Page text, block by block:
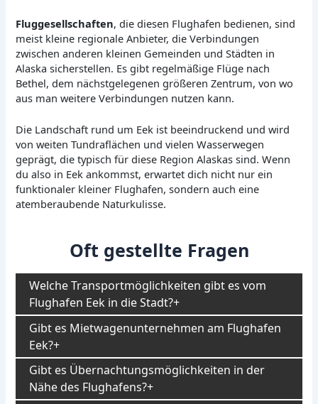
Fluggesellschaften, die diesen Flughafen bedienen, sind
meist kleine regionale Anbieter, die Verbindungen
zwischen anderen kleinen Gemeinden und Städten in
Alaska sicherstellen. Es gibt regelmäßige Flüge nach
Bethel, dem nächstgelegenen größeren Zentrum, von wo
aus man weitere Verbindungen nutzen kann.
Die Landschaft rund um Eek ist beeindruckend und wird
von weiten Tundraflächen und vielen Wasserwegen
geprägt, die typisch für diese Region Alaskas sind. Wenn
du also in Eek ankommst, erwartet dich nicht nur ein
funktionaler kleiner Flughafen, sondern auch eine
atemberaubende Naturkulisse.
Oft gestellte Fragen
Welche Transportmöglichkeiten gibt es vom
Flughafen Eek in die Stadt?
Gibt es Mietwagenunternehmen am Flughafen
Eek?
Gibt es Übernachtungsmöglichkeiten in der
Nähe des Flughafens?